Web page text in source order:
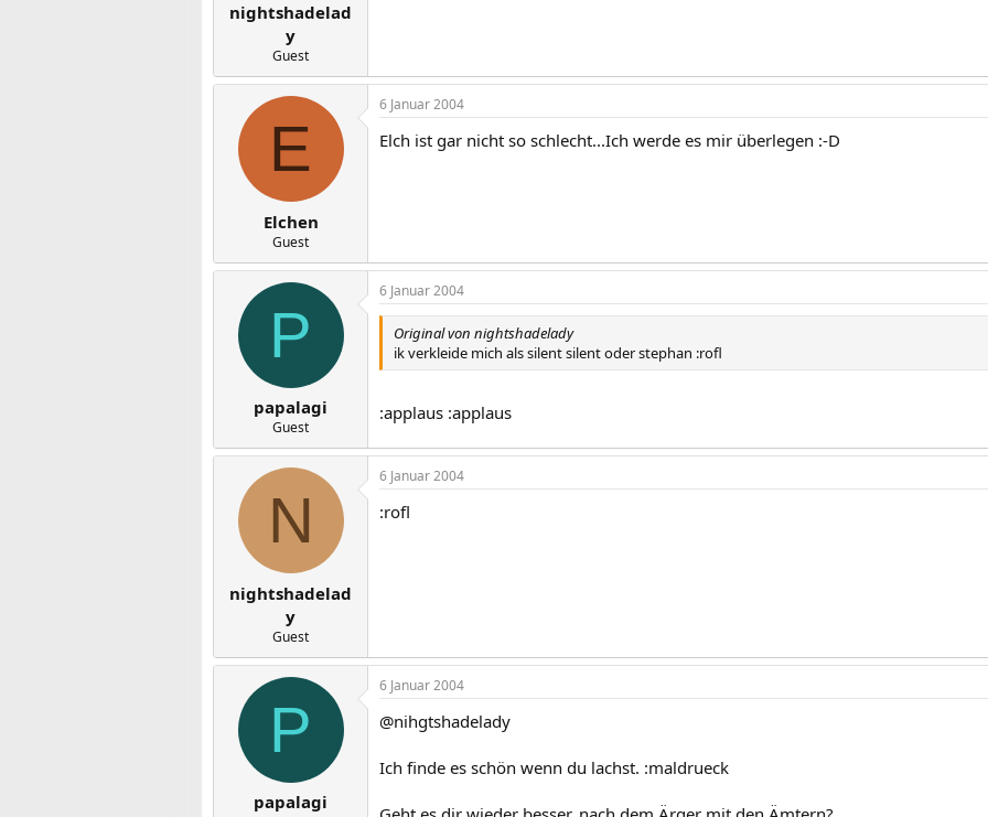
nightshadelad
y
Guest
E
Elchen
Guest
6 Januar 2004
Elch ist gar nicht so schlecht...Ich werde es mir überlegen :-D
P
papalagi
Guest
6 Januar 2004
Original von nightshadelady
ik verkleide mich als silent silent oder stephan :rofl
:applaus :applaus
N
nightshadelad
y
Guest
6 Januar 2004
:rofl
P
papalagi
6 Januar 2004
@nihgtshadelady
Ich finde es schön wenn du lachst. :maldrueck